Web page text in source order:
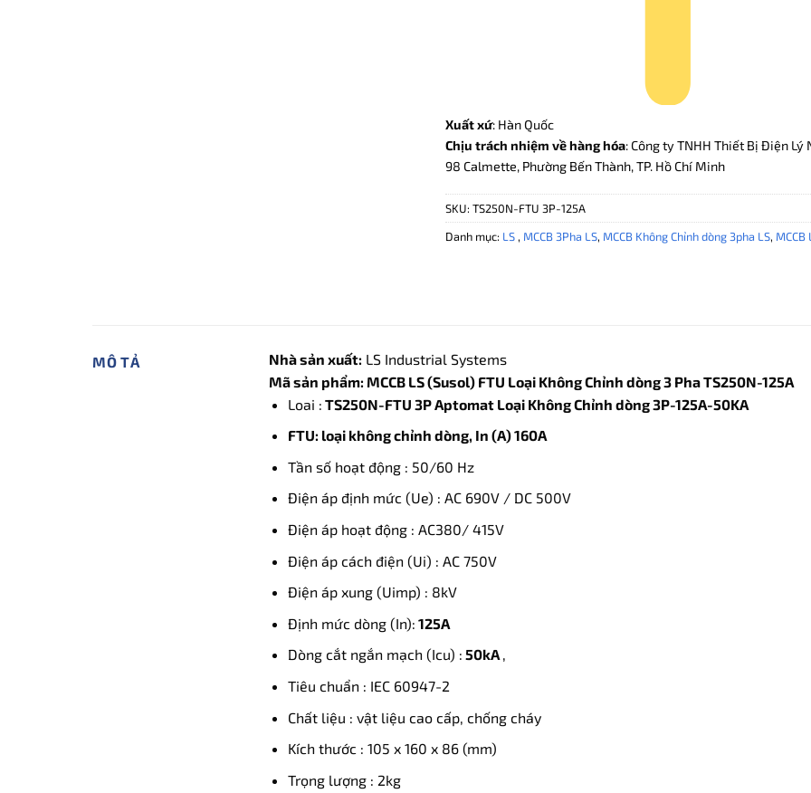
Xuất xứ: Hàn Quốc
Chịu trách nhiệm về hàng hóa: Công ty TNHH Thiết Bị Điện Lý
98 Calmette, Phường Bến Thành, TP. Hồ Chí Minh
SKU: TS250N-FTU 3P-125A
Danh mục: LS , MCCB 3Pha LS, MCCB Không Chỉnh dòng 3pha LS, MCCB
MÔ TẢ Nhà sản xuất: LS Industrial Systems
Mã sản phẩm: MCCB LS (Susol) FTU Loại Không Chỉnh dòng 3 Pha TS250N-125A
Loai : TS250N-FTU 3P Aptomat Loại Không Chỉnh dòng 3P-125A-50KA
FTU: loại không chỉnh dòng, In (A) 160A
Tần số hoạt động : 50/60 Hz
Điện áp định mức (Ue) : AC 690V / DC 500V
Điện áp hoạt động : AC380/ 415V
Điện áp cách điện (Ui) : AC 750V
Điện áp xung (Uimp) : 8kV
Định mức dòng (In): 125A
Dòng cắt ngắn mạch (Icu) : 50kA ,
Tiêu chuẩn : IEC 60947-2
Chất liệu : vật liệu cao cấp, chống cháy
Kích thước : 105 x 160 x 86 (mm)
Trọng lượng : 2kg